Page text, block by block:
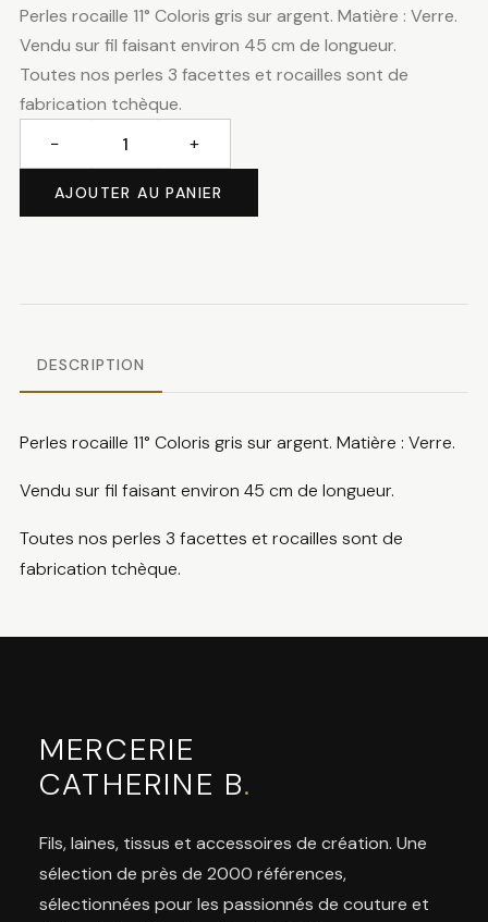
Perles rocaille 11° Coloris gris sur argent. Matière : Verre.
Vendu sur fil faisant environ 45 cm de longueur.
Toutes nos perles 3 facettes et rocailles sont de
fabrication tchèque.
Perles
sur
− +
AJOUTER AU PANIER
DESCRIPTION
Perles rocaille 11° Coloris gris sur argent. Matière : Verre.
Vendu sur fil faisant environ 45 cm de longueur.
Toutes nos perles 3 facettes et rocailles sont de
fabrication tchèque.
MERCERIE
CATHERINE B.
Fils, laines, tissus et accessoires de création. Une
sélection de près de 2000 références,
sélectionnées pour les passionnés de couture et